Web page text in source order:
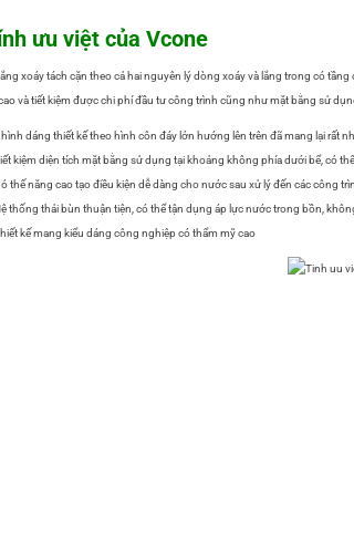
ưu việt của Vcone
xoáy tách cặn theo cả hai nguyên lý dòng xoáy và lắng trong có
và tiết kiệm được chi phí đầu tư công trình cũng như mặt bằng sử
hình dáng thiết kế theo hình côn đáy lớn hướng lên trên đã mang lại rất
kiệm diện tích mặt bằng sử dụng tại khoảng không phía dưới bể, có
thế năng cao tạo điều kiện dễ dàng cho nước sau xử lý đến các công
thống thải bùn thuận tiện, có thể tận dụng áp lực nước trong bồn,
kế mang kiểu dáng công nghiệp có thẩm mỹ cao